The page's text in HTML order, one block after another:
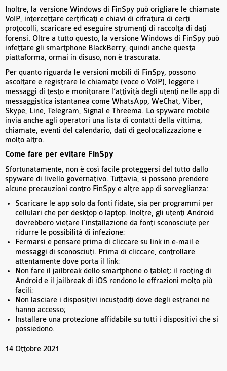
Inoltre, la versione Windows di FinSpy può origliare le chiamate
VoIP, intercettare certificati e chiavi di cifratura di certi
protocolli, scaricare ed eseguire strumenti di raccolta di dati
forensi. Oltre a tutto questo, la versione Windows di FinSpy può
infettare gli smartphone BlackBerry, quindi anche questa
piattaforma, ormai in disuso, non è trascurata.
Per quanto riguarda le versioni mobili di FinSpy, possono
ascoltare e registrare le chiamate (voce o VoIP), leggere i
messaggi di testo e monitorare l’attività degli utenti nelle app di
messaggistica istantanea come WhatsApp, WeChat, Viber,
Skype, Line, Telegram, Signal e Threema. Lo spyware mobile
invia anche agli operatori una lista di contatti della vittima,
chiamate, eventi del calendario, dati di geolocalizzazione e
molto altro.
Come fare per evitare FinSpy
Sfortunatamente, non è così facile proteggersi del tutto dallo
spyware di livello governativo. Tuttavia, si possono prendere
alcune precauzioni contro FinSpy e altre app di sorveglianza:
Scaricare le app solo da fonti fidate, sia per programmi per
cellulari che per desktop o laptop. Inoltre, gli utenti Android
dovrebbero vietare l’installazione da fonti sconosciute per
ridurre le possibilità di infezione;
Fermarsi e pensare prima di cliccare su link in e-mail e
messaggi di sconosciuti. Prima di cliccare, controllare
attentamente dove porta il link;
Non fare il jailbreak dello smartphone o tablet; il rooting di
Android e il jailbreak di iOS rendono le effrazioni molto più
facili;
Non lasciare i dispositivi incustoditi dove degli estranei ne
hanno accesso;
Installare una protezione affidabile su tutti i dispositivi che si
possiedono.
14 Ottobre 2021